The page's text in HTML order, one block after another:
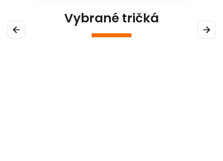
Vybrané tričká
Previous Next